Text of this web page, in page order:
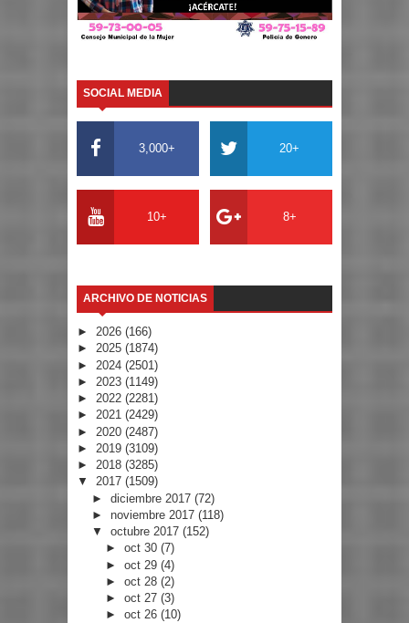
SOCIAL MEDIA
3,000+ 20+
10+ 8+
ARCHIVO DE NOTICIAS
► 2026 (166)
► 2025 (1874)
► 2024 (2501)
► 2023 (1149)
► 2022 (2281)
► 2021 (2429)
► 2020 (2487)
► 2019 (3109)
► 2018 (3285)
▼ 2017 (1509)
► diciembre 2017 (72)
► noviembre 2017 (118)
▼ octubre 2017 (152)
►oct 30(7)
►oct 29(4)
►oct 28(2)
►oct 27(3)
►oct 26(10)